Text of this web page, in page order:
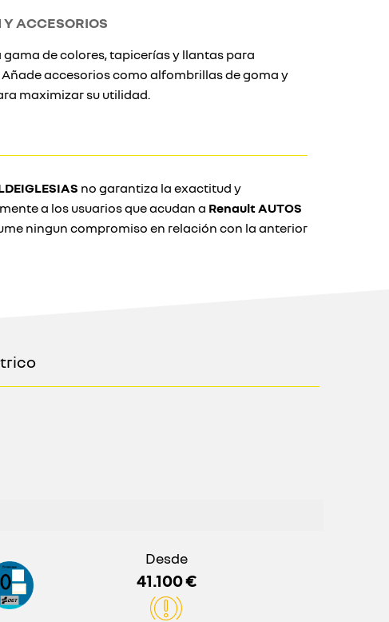
ACCESORIOS
gama de colores, tapicerías y llantas para
accesorios como alfombrillas de goma y
maximizar su utilidad.
no garantiza la exactitud y
a los usuarios que acudan a Renault AUTOS
ningun compromiso en relación con la anterior
Desde
41.100 €